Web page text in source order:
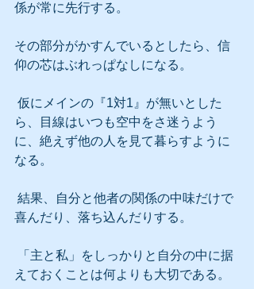
係が常に先行する。
その部分がかすんでいるとしたら、信
仰の芯はぶれっぱなしになる。
ら、目線はいつも空中をさ迷うよう
に、絶えず他の人を見て暮らすように
なる。
喜んだり、落ち込んだりする。
えておくことは何よりも大切である。